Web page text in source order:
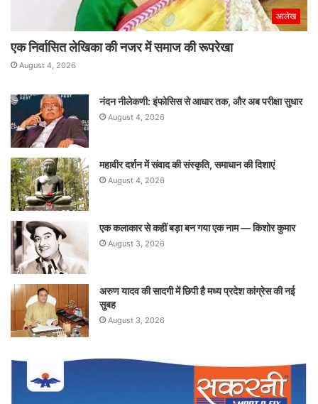
आलेख
एक निर्वासित लेखिका की नजर में समाज की रूपरेखा
August 4, 2026
नंदन नीलेकणी: इंफोसिस से आधार तक, और अब परीक्षा सुधार
August 4, 2026
महावीर दर्शन में संवाद की संस्कृति, समाधान की दिशाएं
August 4, 2026
एक कलाकार से कहीं बड़ा बन गया एक नाम — किशोर कुमार
August 3, 2026
अरुण यादव की सादगी में छिपी है मध्य प्रदेश कांग्रेस की नई
सुबह
August 3, 2026